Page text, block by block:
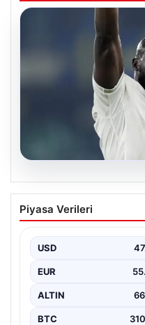
07.08.2026
Romelu
Mesaj:
Avrupa’nın önemli
çıkıyor.…
Piyasa Verileri
USD
EUR
ALTIN
BTC